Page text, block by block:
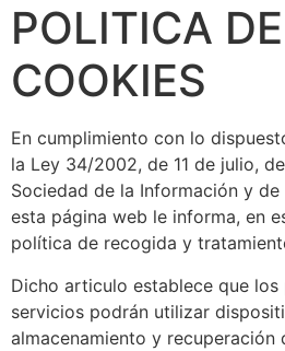
POLITICA DE
COOKIES
En cumplimiento con lo
la Ley 34/2002, de 11 de julio,
Sociedad de la Información y
esta página web le informa, en
política de recogida y
Dicho articulo establece que los
servicios podrán utilizar
almacenamiento y recuperación